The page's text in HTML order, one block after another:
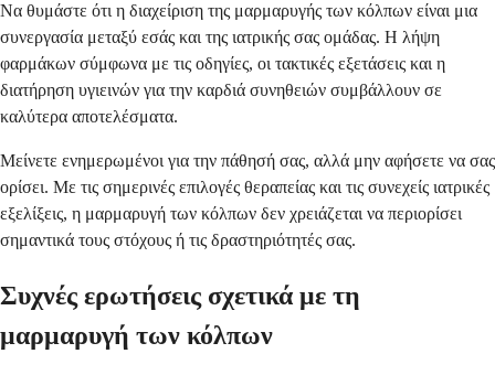
Να θυμάστε ότι η διαχείριση της μαρμαρυγής των κόλπων είναι μια
συνεργασία μεταξύ εσάς και της ιατρικής σας ομάδας. Η λήψη
φαρμάκων σύμφωνα με τις οδηγίες, οι τακτικές εξετάσεις και η
διατήρηση υγιεινών για την καρδιά συνηθειών συμβάλλουν σε
καλύτερα αποτελέσματα.
Μείνετε ενημερωμένοι για την πάθησή σας, αλλά μην αφήσετε να σας
ορίσει. Με τις σημερινές επιλογές θεραπείας και τις συνεχείς ιατρικές
εξελίξεις, η μαρμαρυγή των κόλπων δεν χρειάζεται να περιορίσει
σημαντικά τους στόχους ή τις δραστηριότητές σας.
Συχνές ερωτήσεις σχετικά με τη
μαρμαρυγή των κόλπων